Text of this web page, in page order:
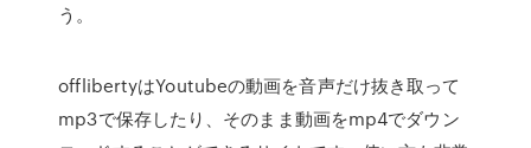
う。
offlibertyはYoutubeの動画を音声だけ抜き取って
mp3で保存したり、そのまま動画をmp4でダウン